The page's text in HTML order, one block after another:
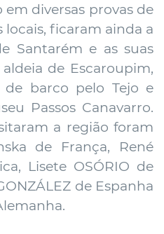
diversas provas de
ficaram ainda a
Santarém e as suas
de Escaroupim,
barco pelo Tejo e
Passos Canavarro.
a região foram
de França, René
Lisete OSÓRIO de
de Espanha